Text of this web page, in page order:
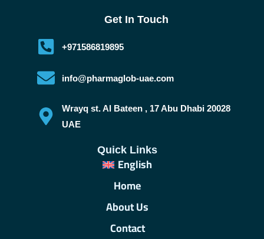
Get In Touch
+971586819895
info@pharmaglob-uae.com
Wrayq st. Al Bateen , 17 Abu Dhabi 20028
UAE
Quick Links
English
Home
About Us
Contact